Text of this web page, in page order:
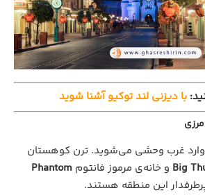
با دیزنی لند توکیو آشنا شوید
وارد غرب وحشی می‌شوید. ترن کوهستان
Big و خانه‌ی مرموز فانتوم Phantom
این منطقه هستند.